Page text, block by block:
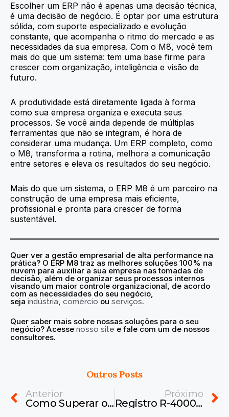
Escolher um ERP não é apenas uma decisão técnica,
é uma decisão de negócio. É optar por uma estrutura
sólida, com suporte especializado e evolução
constante, que acompanha o ritmo do mercado e as
necessidades da sua empresa. Com o M8, você tem
mais do que um sistema: tem uma base firme para
crescer com organização, inteligência e visão de
futuro.
A produtividade está diretamente ligada à forma
como sua empresa organiza e executa seus
processos. Se você ainda depende de múltiplas
ferramentas que não se integram, é hora de
considerar uma mudança. Um ERP completo, como
o M8, transforma a rotina, melhora a comunicação
entre setores e eleva os resultados do seu negócio.
Mais do que um sistema, o ERP M8 é um parceiro na
construção de uma empresa mais eficiente,
profissional e pronta para crescer de forma
sustentável.
Quer ver a gestão empresarial de alta performance na
prática? O ERP M8 traz as melhores soluções 100% na
nuvem para auxiliar a sua empresa nas tomadas de
decisão, além de organizar seus processos internos
visando um maior controle organizacional, de acordo
com as necessidades do seu negócio,
seja indústria, comércio ou serviços.
Quer saber mais sobre nossas soluções para o seu
negócio? Acesse nosso site e fale com um de nossos
consultores.
Outros Posts
Anterior
Como Superar os Desafios Internos e Preparar sua Empresa para a Expansão
Próximo
Registro R-4000 na EFD-Reinf: O Que Sua Empresa Precisa Saber?